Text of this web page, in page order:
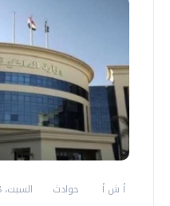
أ ش أ حوادث السبت، 08 اغسطس 2026 11:58 ص